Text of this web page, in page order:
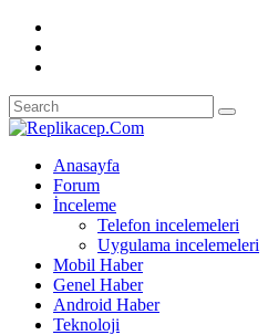
Anasayfa
Forum
İnceleme
Telefon incelemeleri
Uygulama incelemeleri
Mobil Haber
Genel Haber
Android Haber
Teknoloji